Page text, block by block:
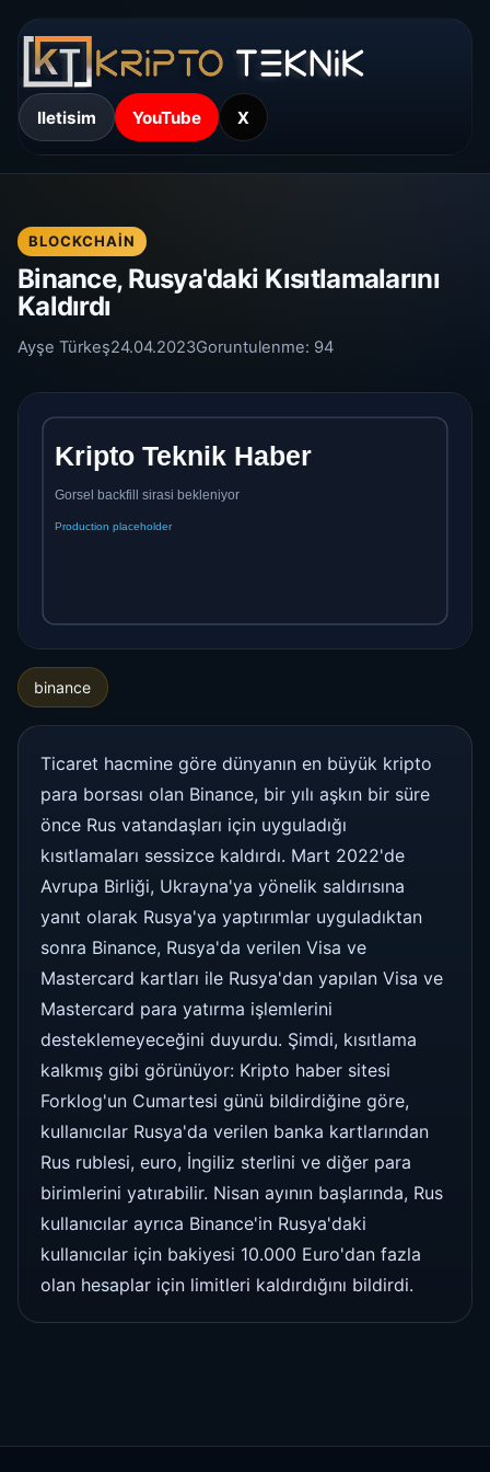
Iletisim YouTube X
BLOCKCHAIN
Binance, Rusya'daki Kısıtlamalarını
Kaldırdı
Ayşe Türkeş24.04.2023Goruntulenme: 94
binance
Ticaret hacmine göre dünyanın en büyük kripto
para borsası olan Binance, bir yılı aşkın bir süre
önce Rus vatandaşları için uyguladığı
kısıtlamaları sessizce kaldırdı. Mart 2022'de
Avrupa Birliği, Ukrayna'ya yönelik saldırısına
yanıt olarak Rusya'ya yaptırımlar uyguladıktan
sonra Binance, Rusya'da verilen Visa ve
Mastercard kartları ile Rusya'dan yapılan Visa ve
Mastercard para yatırma işlemlerini
desteklemeyeceğini duyurdu. Şimdi, kısıtlama
kalkmış gibi görünüyor: Kripto haber sitesi
Forklog'un Cumartesi günü bildirdiğine göre,
kullanıcılar Rusya'da verilen banka kartlarından
Rus rublesi, euro, İngiliz sterlini ve diğer para
birimlerini yatırabilir. Nisan ayının başlarında, Rus
kullanıcılar ayrıca Binance'in Rusya'daki
kullanıcılar için bakiyesi 10.000 Euro'dan fazla
olan hesaplar için limitleri kaldırdığını bildirdi.